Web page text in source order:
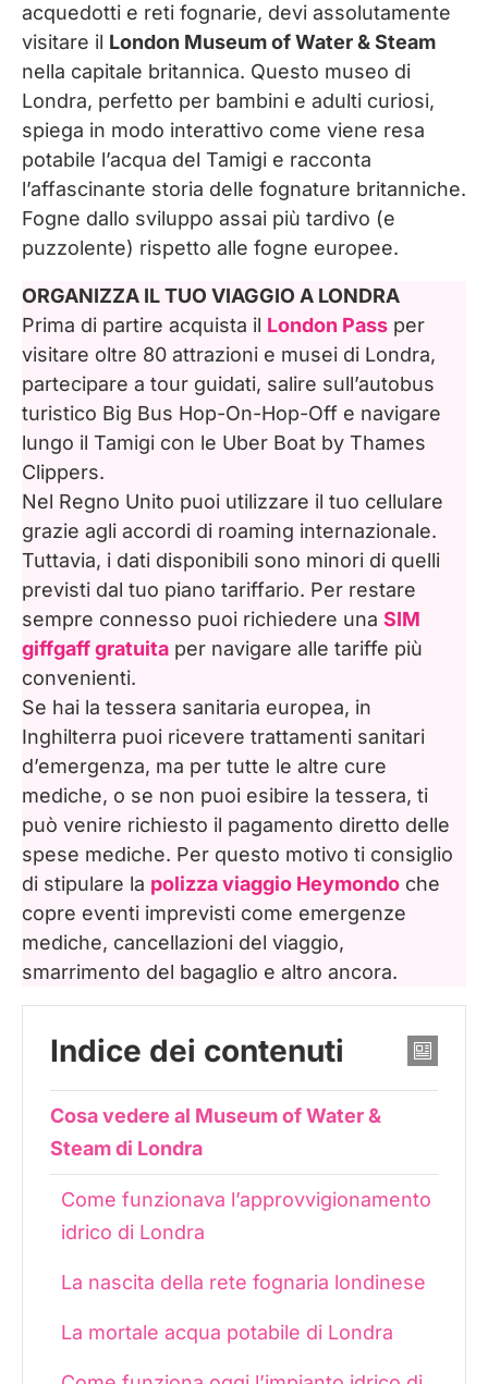
acquedotti e reti fognarie, devi assolutamente
visitare il London Museum of Water & Steam
nella capitale britannica. Questo museo di
Londra, perfetto per bambini e adulti curiosi,
spiega in modo interattivo come viene resa
potabile l’acqua del Tamigi e racconta
l’affascinante storia delle fognature britanniche.
Fogne dallo sviluppo assai più tardivo (e
puzzolente) rispetto alle fogne europee.
ORGANIZZA IL TUO VIAGGIO A LONDRA
Prima di partire acquista il London Pass per
visitare oltre 80 attrazioni e musei di Londra,
partecipare a tour guidati, salire sull’autobus
turistico Big Bus Hop-On-Hop-Off e navigare
lungo il Tamigi con le Uber Boat by Thames
Clippers.
Nel Regno Unito puoi utilizzare il tuo cellulare
grazie agli accordi di roaming internazionale.
Tuttavia, i dati disponibili sono minori di quelli
previsti dal tuo piano tariffario. Per restare
sempre connesso puoi richiedere una SIM
giffgaff gratuita per navigare alle tariffe più
convenienti.
Se hai la tessera sanitaria europea, in
Inghilterra puoi ricevere trattamenti sanitari
d’emergenza, ma per tutte le altre cure
mediche, o se non puoi esibire la tessera, ti
può venire richiesto il pagamento diretto delle
spese mediche. Per questo motivo ti consiglio
di stipulare la polizza viaggio Heymondo che
copre eventi imprevisti come emergenze
mediche, cancellazioni del viaggio,
smarrimento del bagaglio e altro ancora.
Indice dei contenuti
Cosa vedere al Museum of Water &
Steam di Londra
Come funzionava l’approvvigionamento
idrico di Londra
La nascita della rete fognaria londinese
La mortale acqua potabile di Londra